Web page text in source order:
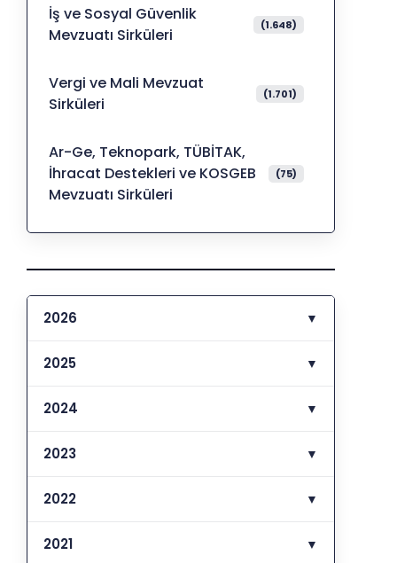
İş ve Sosyal Güvenlik
Mevzuatı Sirküleri
(1.648)
Vergi ve Mali Mevzuat
Sirküleri
(1.701)
Ar-Ge, Teknopark, TÜBİTAK,
İhracat Destekleri ve KOSGEB
Mevzuatı Sirküleri
(75)
2026 ▼
2025 ▼
2024 ▼
2023 ▼
2022 ▼
2021 ▼